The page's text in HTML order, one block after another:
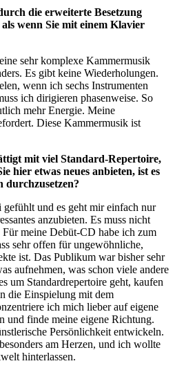
die erweiterte Besetzung
wenn Sie mit einem Klavier
sehr komplexe Kammermusik
Es gibt keine Wiederholungen.
wenn ich sechs Instrumenten
ich dirigieren phasenweise. So
mehr Energie. Meine
Diese Kammermusik ist
mit viel Standard-Repertoire,
hier etwas neues anbieten, ist es
durchzusetzen?
und es geht mir einfach nur
anzubieten. Es muss nicht
meine Debüt-CD habe ich zum
sehr offen für ungewöhnliche,
ist. Das Publikum war bisher sehr
aufnehmen, was schon viele andere
um Standardrepertoire geht, kaufen
die Einspielung mit dem
ich mich lieber auf eigene
und finde meine eigene Richtung.
Persönlichkeit entwickeln.
am Herzen, und ich wollte
hinterlassen.